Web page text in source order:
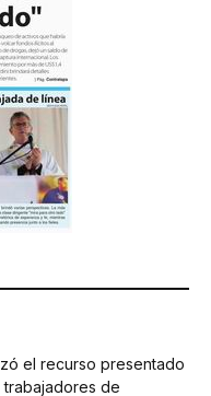
el recurso presentado
de